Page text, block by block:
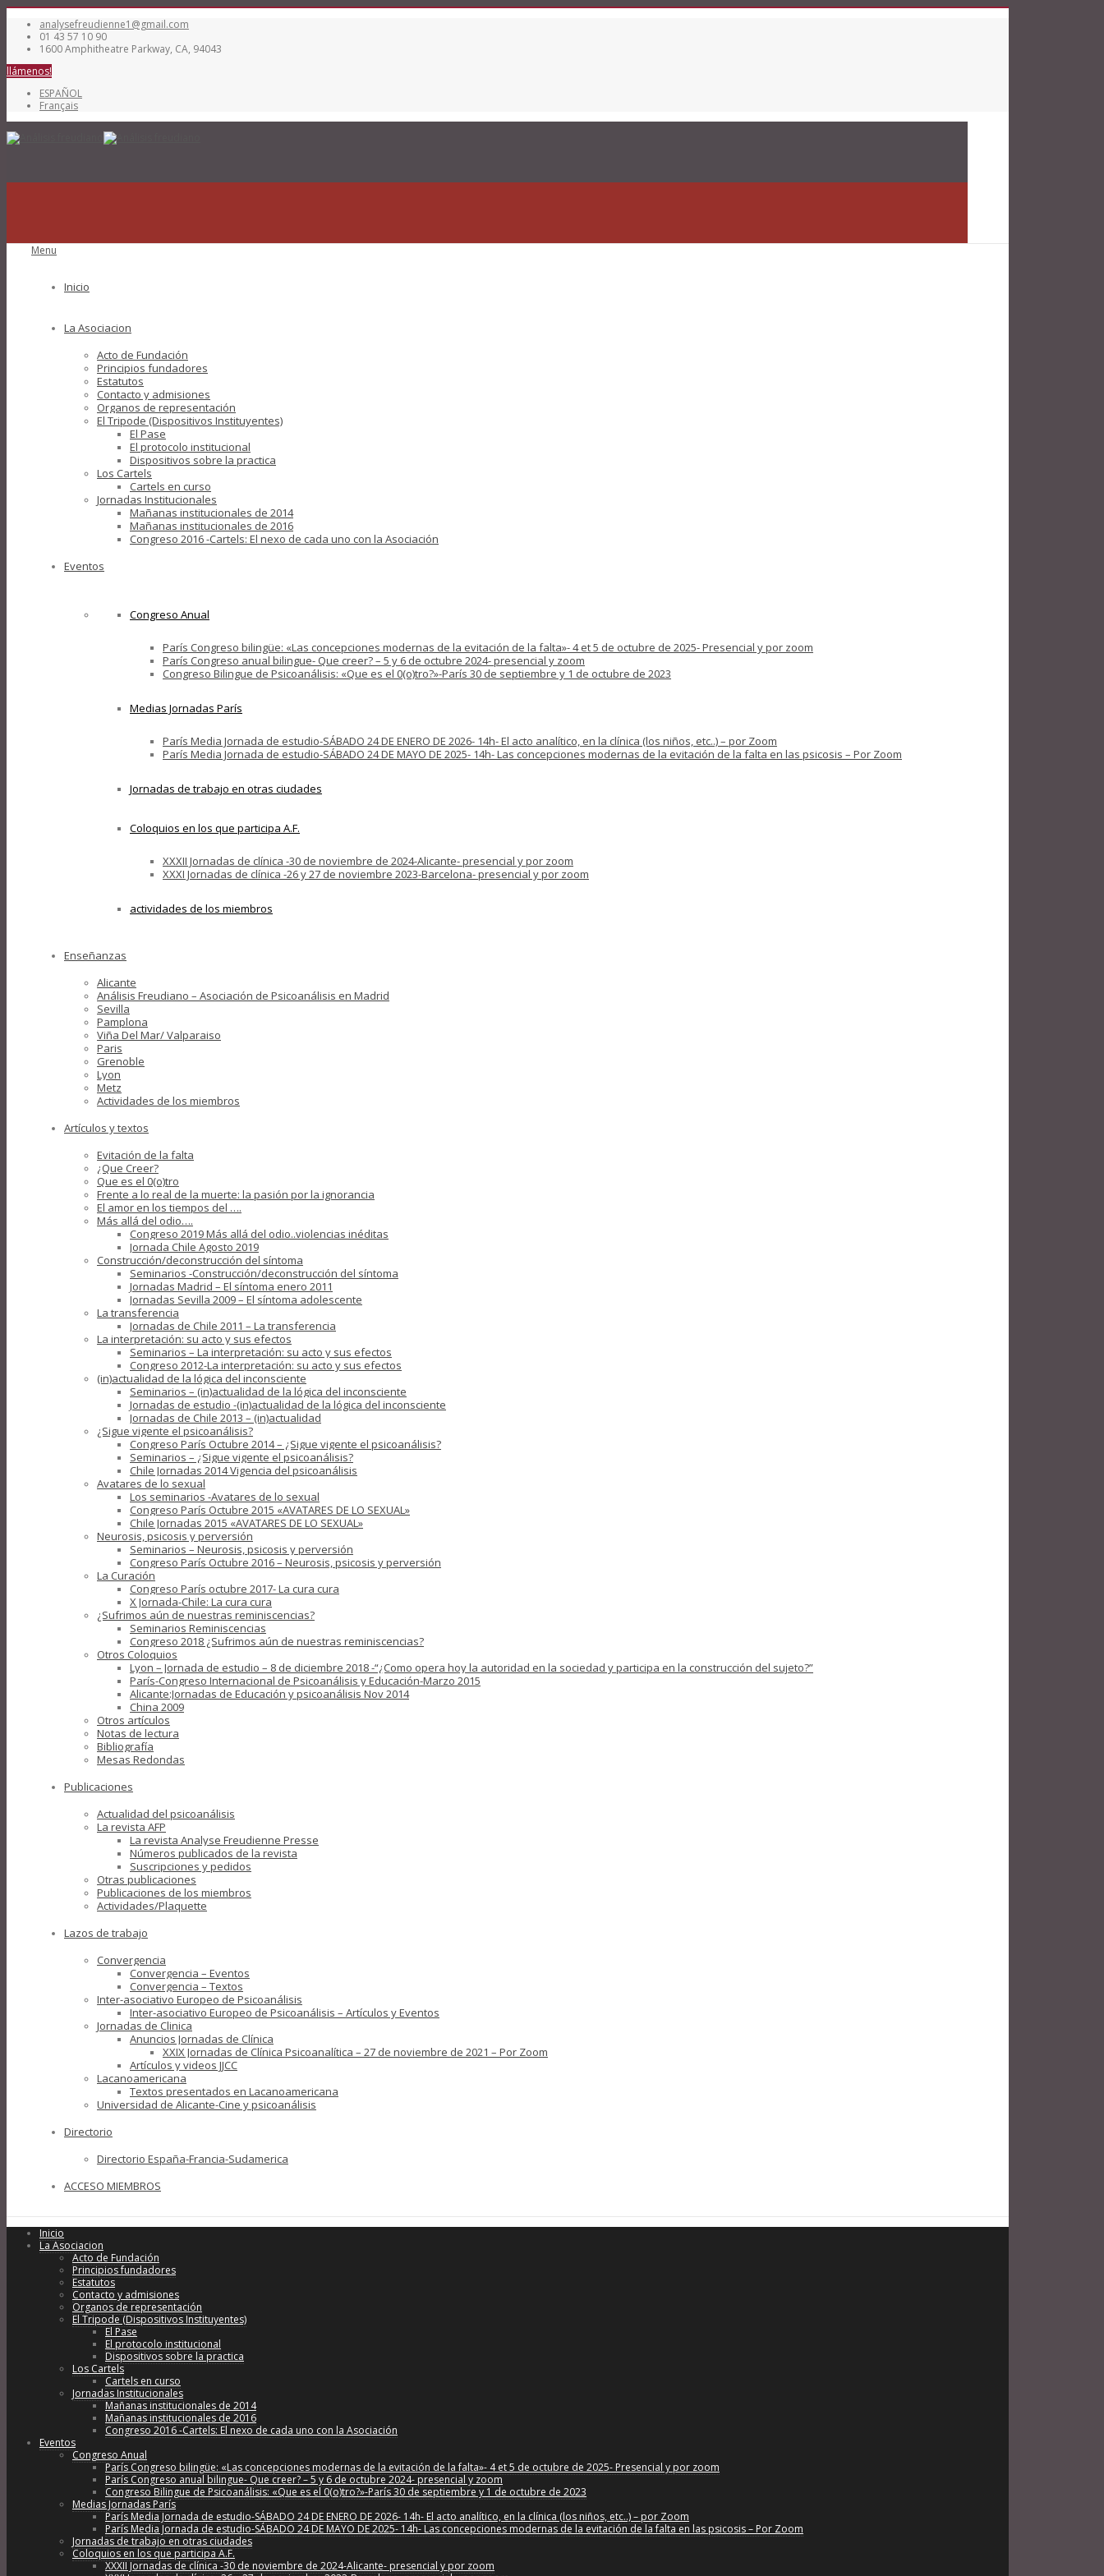
analysefreudienne1@gmail.com
01 43 57 10 90
1600 Amphitheatre Parkway, CA, 94043
llámenos!
ESPAÑOL
Français
Menu
Inicio
La Asociacion
Acto de Fundación
Principios fundadores
Estatutos
Contacto y admisiones
Organos de representación
El Tripode (Dispositivos Instituyentes)
El Pase
El protocolo institucional
Dispositivos sobre la practica
Los Cartels
Cartels en curso
Jornadas Institucionales
Mañanas institucionales de 2014
Mañanas institucionales de 2016
Congreso 2016 -Cartels: El nexo de cada uno con la Asociación
Eventos
Congreso Anual
París Congreso bilingüe: «Las concepciones modernas de la evitación de la falta»- 4 et 5 de octubre de 2025- Presencial y por zoom
París Congreso anual bilingue- Que creer? – 5 y 6 de octubre 2024- presencial y zoom
Congreso Bilingue de Psicoanálisis: «Que es el 0(o)tro?»-París 30 de septiembre y 1 de octubre de 2023
Medias Jornadas París
París Media Jornada de estudio-SÁBADO 24 DE ENERO DE 2026- 14h- El acto analítico, en la clínica (los niños, etc..) – por Zoom
París Media Jornada de estudio-SÁBADO 24 DE MAYO DE 2025- 14h- Las concepciones modernas de la evitación de la falta en las psicosis – Por Zoom
Jornadas de trabajo en otras ciudades
Coloquios en los que participa A.F.
XXXII Jornadas de clínica -30 de noviembre de 2024-Alicante- presencial y por zoom
XXXI Jornadas de clínica -26 y 27 de noviembre 2023-Barcelona- presencial y por zoom
actividades de los miembros
Enseñanzas
Alicante
Análisis Freudiano – Asociación de Psicoanálisis en Madrid
Sevilla
Pamplona
Viña Del Mar/ Valparaiso
Paris
Grenoble
Lyon
Metz
Actividades de los miembros
Artículos y textos
Evitación de la falta
¿Que Creer?
Que es el 0(o)tro
Frente a lo real de la muerte: la pasión por la ignorancia
El amor en los tiempos del ….
Más allá del odio….
Congreso 2019 Más allá del odio..violencias inéditas
Jornada Chile Agosto 2019
Construcción/deconstrucción del síntoma
Seminarios -Construcción/deconstrucción del síntoma
Jornadas Madrid – El síntoma enero 2011
Jornadas Sevilla 2009 – El síntoma adolescente
La transferencia
Jornadas de Chile 2011 – La transferencia
La interpretación: su acto y sus efectos
Seminarios – La interpretación: su acto y sus efectos
Congreso 2012-La interpretación: su acto y sus efectos
(in)actualidad de la lógica del inconsciente
Seminarios – (in)actualidad de la lógica del inconsciente
Jornadas de estudio -(in)actualidad de la lógica del inconsciente
Jornadas de Chile 2013 – (in)actualidad
¿Sigue vigente el psicoanálisis?
Congreso París Octubre 2014 – ¿Sigue vigente el psicoanálisis?
Seminarios – ¿Sigue vigente el psicoanálisis?
Chile Jornadas 2014 Vigencia del psicoanálisis
Avatares de lo sexual
Los seminarios -Avatares de lo sexual
Congreso París Octubre 2015 «AVATARES DE LO SEXUAL»
Chile Jornadas 2015 «AVATARES DE LO SEXUAL»
Neurosis, psicosis y perversión
Seminarios – Neurosis, psicosis y perversión
Congreso París Octubre 2016 – Neurosis, psicosis y perversión
La Curación
Congreso París octubre 2017- La cura cura
X Jornada-Chile: La cura cura
¿Sufrimos aún de nuestras reminiscencias?
Seminarios Reminiscencias
Congreso 2018 ¿Sufrimos aún de nuestras reminiscencias?
Otros Coloquios
Lyon – Jornada de estudio – 8 de diciembre 2018 -“¿Como opera hoy la autoridad en la sociedad y participa en la construcción del sujeto?”
París-Congreso Internacional de Psicoanálisis y Educación-Marzo 2015
Alicante:Jornadas de Educación y psicoanálisis Nov 2014
China 2009
Otros artículos
Notas de lectura
Bibliografía
Mesas Redondas
Publicaciones
Actualidad del psicoanálisis
La revista AFP
La revista Analyse Freudienne Presse
Números publicados de la revista
Suscripciones y pedidos
Otras publicaciones
Publicaciones de los miembros
Actividades/Plaquette
Lazos de trabajo
Convergencia
Convergencia – Eventos
Convergencia – Textos
Inter-asociativo Europeo de Psicoanálisis
Inter-asociativo Europeo de Psicoanálisis – Artículos y Eventos
Jornadas de Clinica
Anuncios Jornadas de Clínica
XXIX Jornadas de Clínica Psicoanalítica – 27 de noviembre de 2021 – Por Zoom
Artículos y videos JJCC
Lacanoamericana
Textos presentados en Lacanoamericana
Universidad de Alicante-Cine y psicoanálisis
Directorio
Directorio España-Francia-Sudamerica
ACCESO MIEMBROS
Inicio
La Asociacion
Acto de Fundación
Principios fundadores
Estatutos
Contacto y admisiones
Organos de representación
El Tripode (Dispositivos Instituyentes)
El Pase
El protocolo institucional
Dispositivos sobre la practica
Los Cartels
Cartels en curso
Jornadas Institucionales
Mañanas institucionales de 2014
Mañanas institucionales de 2016
Congreso 2016 -Cartels: El nexo de cada uno con la Asociación
Eventos
Congreso Anual
París Congreso bilingüe: «Las concepciones modernas de la evitación de la falta»- 4 et 5 de octubre de 2025- Presencial y por zoom
París Congreso anual bilingue- Que creer? – 5 y 6 de octubre 2024- presencial y zoom
Congreso Bilingue de Psicoanálisis: «Que es el 0(o)tro?»-París 30 de septiembre y 1 de octubre de 2023
Medias Jornadas París
París Media Jornada de estudio-SÁBADO 24 DE ENERO DE 2026- 14h- El acto analítico, en la clínica (los niños, etc..) – por Zoom
París Media Jornada de estudio-SÁBADO 24 DE MAYO DE 2025- 14h- Las concepciones modernas de la evitación de la falta en las psicosis – Por Zoom
Jornadas de trabajo en otras ciudades
Coloquios en los que participa A.F.
XXXII Jornadas de clínica -30 de noviembre de 2024-Alicante- presencial y por zoom